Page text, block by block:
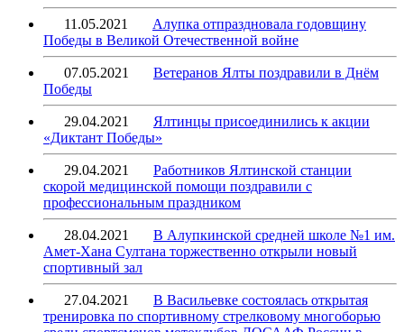
11.05.2021
Алупка отпраздновала годовщину
Победы в Великой Отечественной войне
07.05.2021
Ветеранов Ялты поздравили в Днём
Победы
29.04.2021
Ялтинцы присоединились к акции
«Диктант Победы»
29.04.2021
Работников Ялтинской станции
скорой медицинской помощи поздравили с
профессиональным праздником
28.04.2021
В Алупкинской средней школе №1 им.
Амет-Хана Султана торжественно открыли новый
спортивный зал
27.04.2021
В Васильевке состоялась открытая
тренировка по спортивному стрелковому многоборью